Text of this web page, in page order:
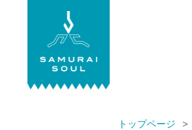
トップページ